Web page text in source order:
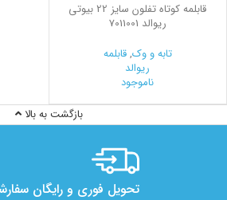
قابلمه کوتاه تفلون سایز 22 بیوتی
ریوالد 7011001
تابه و وک,قابلمه
ریوالد
ناموجود
بازگشت به بالا
تحویل فوری و رایگان